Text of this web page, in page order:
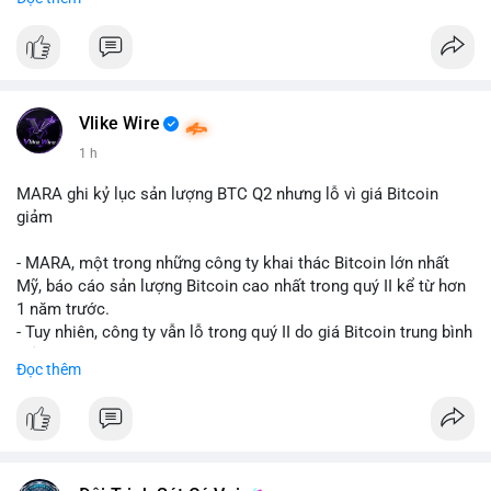
mục chứng chỉ cho tài sản số tại Mỹ.
và phát triển thị trường crypto tại Mỹ.
#vlikevn #titanbot
📰 Nguồn: CoinDesk
Vlike Wire
1 h
MARA ghi kỷ lục sản lượng BTC Q2 nhưng lỗ vì giá Bitcoin
giảm
- MARA, một trong những công ty khai thác Bitcoin lớn nhất
Mỹ, báo cáo sản lượng Bitcoin cao nhất trong quý II kể từ hơn
1 năm trước.
- Tuy nhiên, công ty vẫn lỗ trong quý II do giá Bitcoin trung bình
- Sự tăng sản lượng không đủ bù đắp cho sự suy giảm giá trị
Đọc thêm